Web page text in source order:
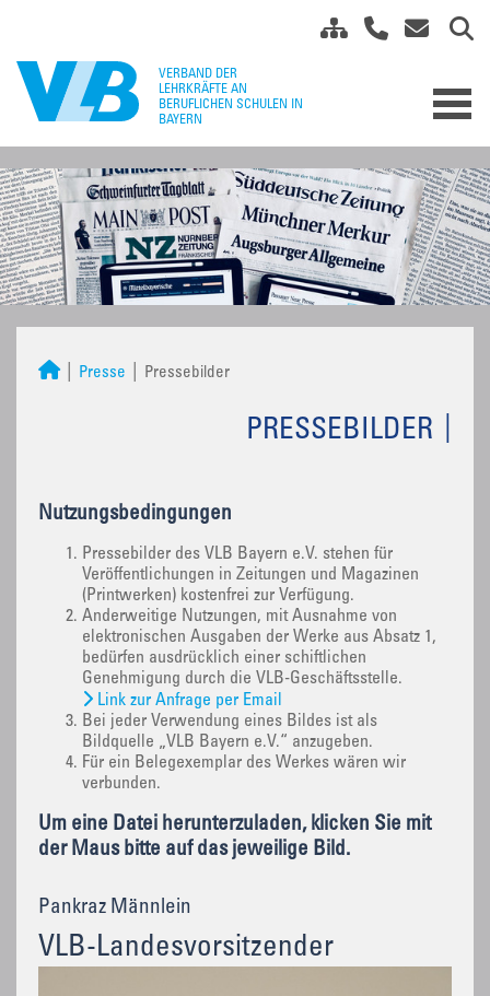
Presse Pressebilder
PRESSEBILDER
Nutzungsbedingungen
Pressebilder des VLB Bayern e.V. stehen für
Veröffentlichungen in Zeitungen und Magazinen
(Printwerken) kostenfrei zur Verfügung.
Anderweitige Nutzungen, mit Ausnahme von
elektronischen Ausgaben der Werke aus Absatz 1,
bedürfen ausdrücklich einer schiftlichen
Genehmigung durch die VLB-Geschäftsstelle.
Link zur Anfrage per Email
Bei jeder Verwendung eines Bildes ist als
Bildquelle „VLB Bayern e.V.“ anzugeben.
Für ein Belegexemplar des Werkes wären wir
verbunden.
Um eine Datei herunterzuladen, klicken Sie mit
der Maus bitte auf das jeweilige Bild.
Pankraz Männlein
VLB-Landesvorsitzender